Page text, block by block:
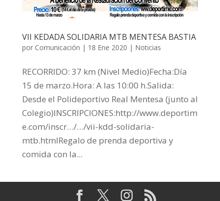
VII KEDADA SOLIDARIA MTB MENTESA BASTIA
por Comunicación | 18 Ene 2020 | Noticias
RECORRIDO: 37 km (Nivel Medio)Fecha:Día
15 de marzo.Hora: A las 10:00 h.Salida:
Desde el Polideportivo Real Mentesa (junto al
Colegio)INSCRIPCIONES:http://www.deportim
e.com/inscr…/…/vii-kdd-solidaria-
mtb.htmlRegalo de prenda deportiva y
comida con la...